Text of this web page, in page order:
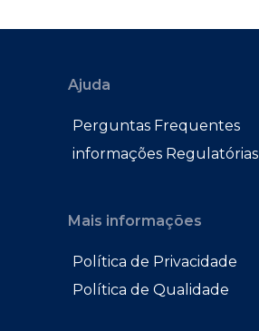
Ajuda
Perguntas Frequentes
informações Regulatórias
Mais informações
Política de Privacidade
Política de Qualidade